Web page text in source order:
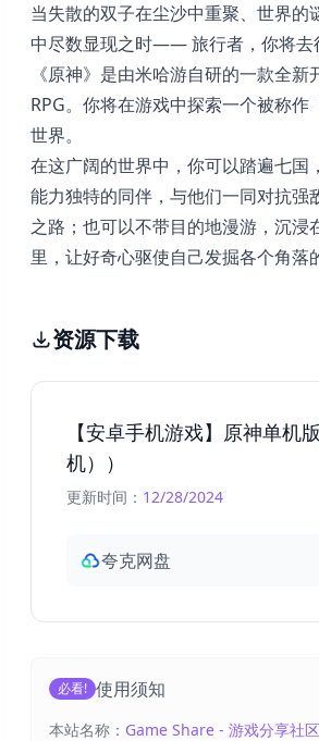
当失散的双子在尘沙中重聚、世界的
中尽数显现之时—— 旅行者，你将去
《原神》是由米哈游自研的一款全新
RPG。你将在游戏中探索一个被称作
世界。
在这广阔的世界中，你可以踏遍七国
能力独特的同伴，与他们一同对抗强
之路；也可以不带目的地漫游，沉浸
里，让好奇心驱使自己发掘各个角
资源下载
【安卓手机游戏】原神单机
机））
更新时间： 12/28/2024
夸克网盘
必看! 使用须知
本站名称： Game Share - 游戏分享社区